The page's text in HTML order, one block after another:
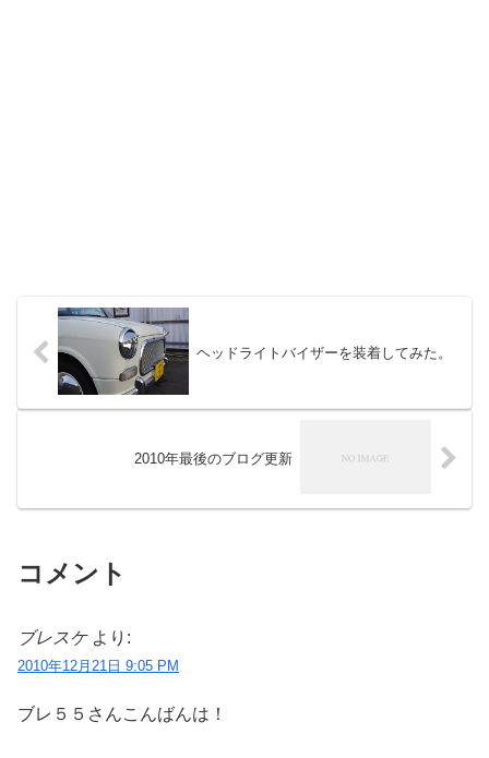
ヘッドライトバイザーを装着してみた。
2010年最後のブログ更新
コメント
ブレスケ より:
2010年12月21日 9:05 PM
ブレ５５さんこんばんは！